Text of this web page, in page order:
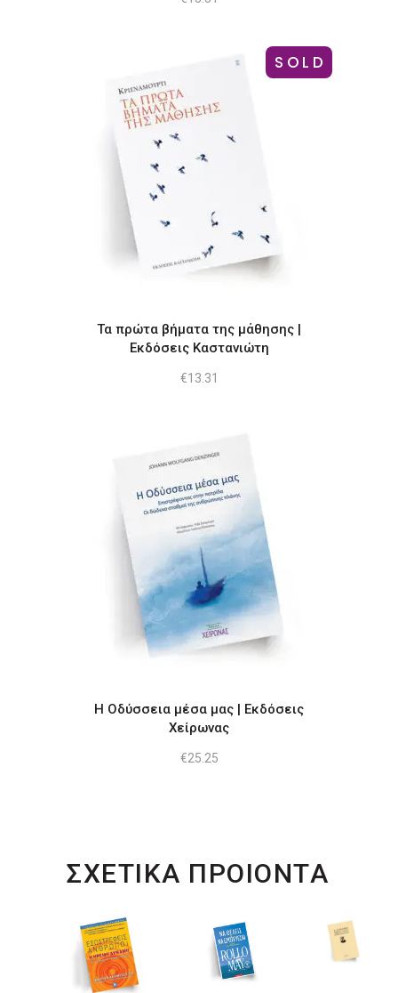
SOLD
Τα πρώτα βήματα της μάθησης |
Εκδόσεις Καστανιώτη
€13.31
Η Οδύσσεια μέσα μας | Εκδόσεις
Χείρωνας
€25.25
ΣΧΕΤΙΚΑ ΠΡΟΙΟΝΤΑ